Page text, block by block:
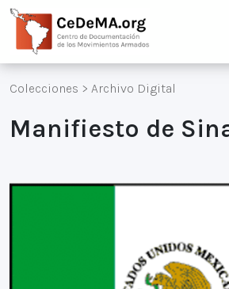
Colecciones > Archivo Digital
Manifiesto de